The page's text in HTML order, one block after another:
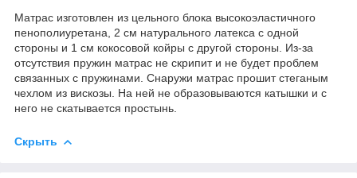
Матрас изготовлен из цельного блока высокоэластичного
пенополиуретана, 2 см натурального латекса с одной
стороны и 1 см кокосовой койры с другой стороны. Из-за
отсутствия пружин матрас не скрипит и не будет проблем
связанных с пружинами. Снаружи матрас прошит стеганым
чехлом из вискозы. На ней не образовываются катышки и с
него не скатывается простынь.
Скрыть